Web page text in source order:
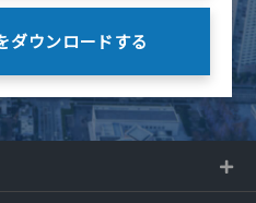
ダウンロードする